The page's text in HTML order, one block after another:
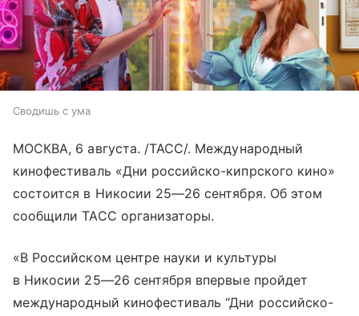
Сводишь с ума
МОСКВА, 6 августа. /ТАСС/. Международный
кинофестиваль «Дни российско-кипрского кино»
состоится в Никосии 25—26 сентября. Об этом
сообщили ТАСС организаторы.
«В Российском центре науки и культуры
в Никосии 25—26 сентября впервые пройдет
международный кинофестиваль “Дни российско-